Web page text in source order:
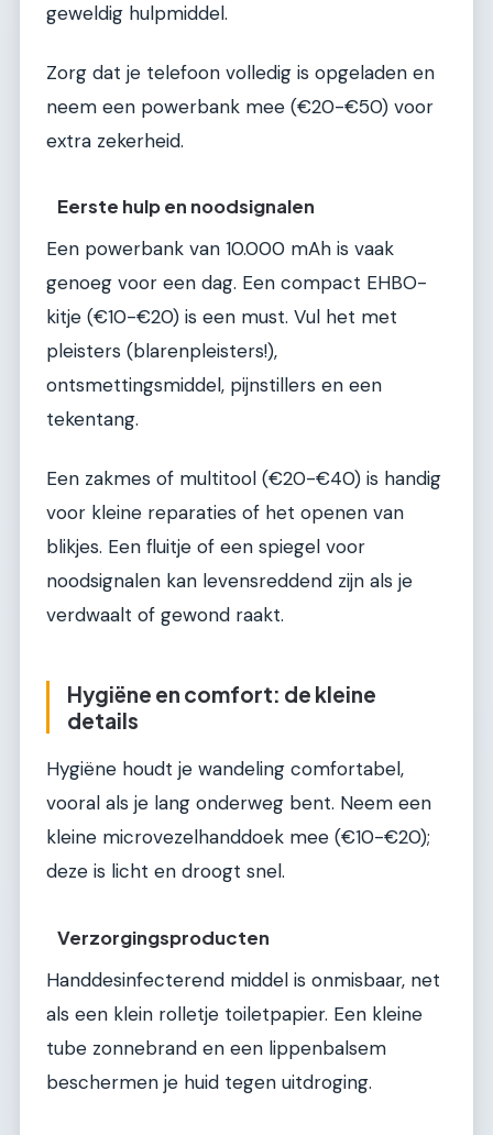
geweldig hulpmiddel.
Zorg dat je telefoon volledig is opgeladen en
neem een powerbank mee (€20-€50) voor
extra zekerheid.
Eerste hulp en noodsignalen
Een powerbank van 10.000 mAh is vaak
genoeg voor een dag. Een compact EHBO-
kitje (€10-€20) is een must. Vul het met
pleisters (blarenpleisters!),
ontsmettingsmiddel, pijnstillers en een
tekentang.
Een zakmes of multitool (€20-€40) is handig
voor kleine reparaties of het openen van
blikjes. Een fluitje of een spiegel voor
noodsignalen kan levensreddend zijn als je
verdwaalt of gewond raakt.
Hygiëne en comfort: de kleine
details
Hygiëne houdt je wandeling comfortabel,
vooral als je lang onderweg bent. Neem een
kleine microvezelhanddoek mee (€10-€20);
deze is licht en droogt snel.
Verzorgingsproducten
Handdesinfecterend middel is onmisbaar, net
als een klein rolletje toiletpapier. Een kleine
tube zonnebrand en een lippenbalsem
beschermen je huid tegen uitdroging.